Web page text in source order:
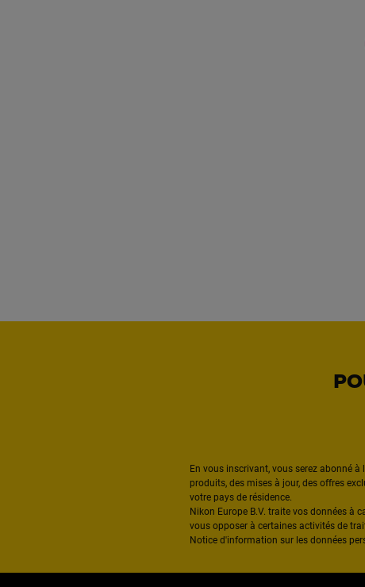
En vous inscrivant, vous serez abonné
produits, des mises à jour, des offres
votre pays de résidence.
Nikon Europe B.V. traite vos données à
vous opposer à certaines activités de
Notice d'information sur les données